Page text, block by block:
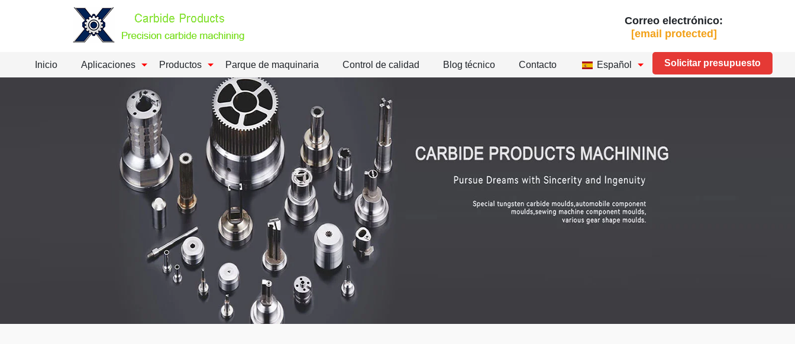
Correo electrónico:
[email protected]
Inicio Aplicaciones Productos Parque de maquinaria Control de calidad Blog técnico Contacto Español Solicitar presupuesto